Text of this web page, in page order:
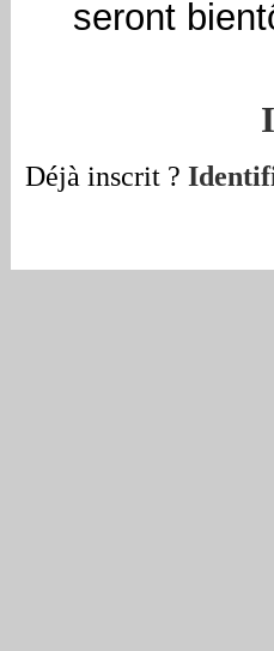
seront
Déjà inscrit ?